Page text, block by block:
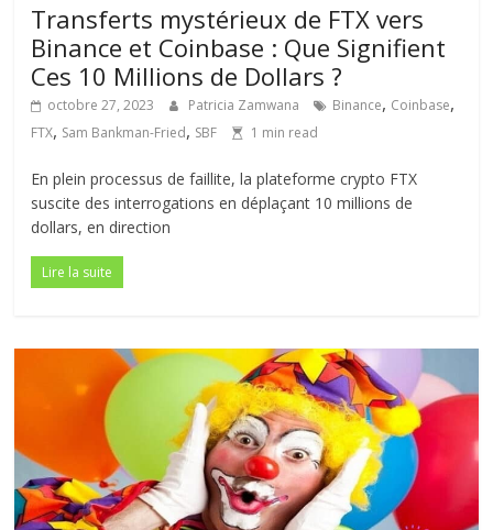
Transferts mystérieux de FTX vers
Binance et Coinbase : Que Signifient
Ces 10 Millions de Dollars ?
octobre 27, 2023 Patricia Zamwana Binance, Coinbase,
FTX, Sam Bankman-Fried, SBF 1 min read
En plein processus de faillite, la plateforme crypto FTX
suscite des interrogations en déplaçant 10 millions de
dollars, en direction
Lire la suite